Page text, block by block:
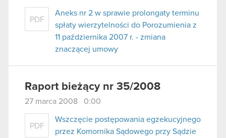
PDF
Aneks nr 2 w sprawie prolongaty terminu
spłaty wierzytelności do Porozumienia z
11 października 2007 r. - zmiana
znaczącej umowy
Raport bieżący nr 35/2008
27 marca 2008 0:00
PDF
Wszczęcie postępowania egzekucyjnego
przez Komornika Sądowego przy Sądzie